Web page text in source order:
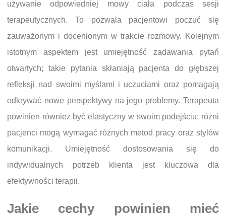
używanie odpowiedniej mowy ciała podczas sesji
terapeutycznych. To pozwala pacjentowi poczuć się
zauważonym i docenionym w trakcie rozmowy. Kolejnym
istotnym aspektem jest umiejętność zadawania pytań
otwartych; takie pytania skłaniają pacjenta do głębszej
refleksji nad swoimi myślami i uczuciami oraz pomagają
odkrywać nowe perspektywy na jego problemy. Terapeuta
powinien również być elastyczny w swoim podejściu; różni
pacjenci mogą wymagać różnych metod pracy oraz stylów
komunikacji. Umiejętność dostosowania się do
indywidualnych potrzeb klienta jest kluczowa dla
efektywności terapii.
Jakie cechy powinien mieć